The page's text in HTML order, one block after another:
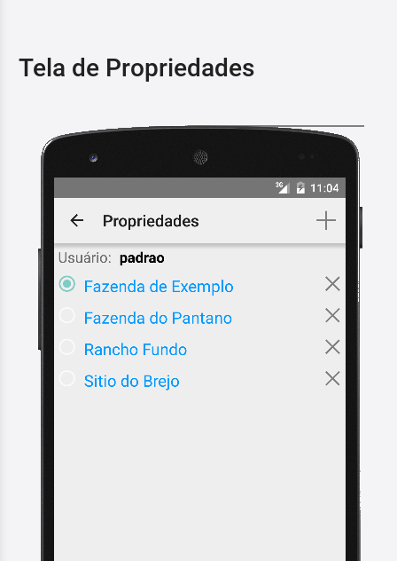
Tela de Propriedades